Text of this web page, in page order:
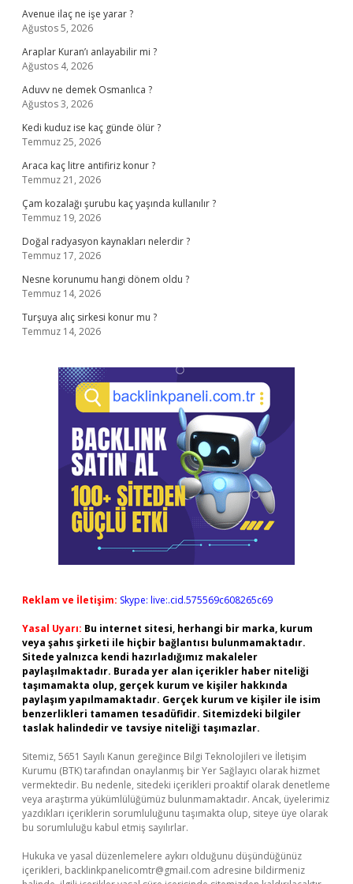
Avenue ilaç ne işe yarar ?
Ağustos 5, 2026
Araplar Kuran’ı anlayabilir mi ?
Ağustos 4, 2026
Aduvv ne demek Osmanlıca ?
Ağustos 3, 2026
Kedi kuduz ise kaç günde ölür ?
Temmuz 25, 2026
Araca kaç litre antifiriz konur ?
Temmuz 21, 2026
Çam kozalağı şurubu kaç yaşında kullanılır ?
Temmuz 19, 2026
Doğal radyasyon kaynakları nelerdir ?
Temmuz 17, 2026
Nesne korunumu hangi dönem oldu ?
Temmuz 14, 2026
Turşuya alıç sirkesi konur mu ?
Temmuz 14, 2026
Reklam ve İletişim: Skype: live:.cid.575569c608265c69
Yasal Uyarı: Bu internet sitesi, herhangi bir marka, kurum
veya şahıs şirketi ile hiçbir bağlantısı bulunmamaktadır.
Sitede yalnızca kendi hazırladığımız makaleler
paylaşılmaktadır. Burada yer alan içerikler haber niteliği
taşımamakta olup, gerçek kurum ve kişiler hakkında
paylaşım yapılmamaktadır. Gerçek kurum ve kişiler ile isim
benzerlikleri tamamen tesadüfidir. Sitemizdeki bilgiler
taslak halindedir ve tavsiye niteliği taşımazlar.
Sitemiz, 5651 Sayılı Kanun gereğince Bilgi Teknolojileri ve İletişim
Kurumu (BTK) tarafından onaylanmış bir Yer Sağlayıcı olarak hizmet
vermektedir. Bu nedenle, sitedeki içerikleri proaktif olarak denetleme
veya araştırma yükümlülüğümüz bulunmamaktadır. Ancak, üyelerimiz
yazdıkları içeriklerin sorumluluğunu taşımakta olup, siteye üye olarak
bu sorumluluğu kabul etmiş sayılırlar.
Hukuka ve yasal düzenlemelere aykırı olduğunu düşündüğünüz
içerikleri, backlinkpanelicomtr@gmail.com adresine bildirmeniz